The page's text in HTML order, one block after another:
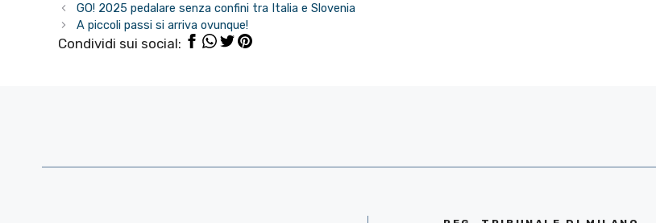
GO! 2025 pedalare senza confini tra Italia e Slovenia
A piccoli passi si arriva ovunque!
Condividi sui social: